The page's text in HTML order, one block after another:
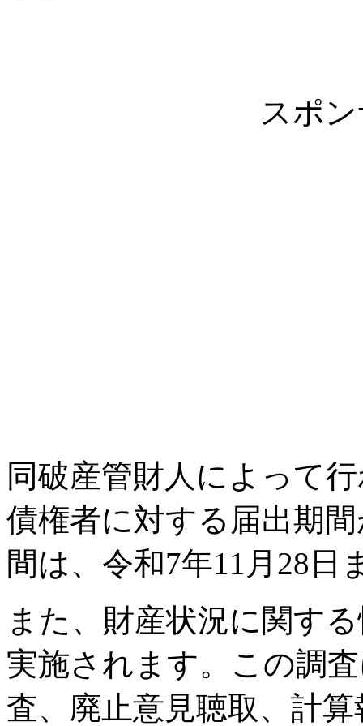
スポ
同破産管財人によって
債権者に対する届出期
間は、令和7年11月28日
また、財産状況に関す
実施されます。この調
査、廃止意見聴取、計